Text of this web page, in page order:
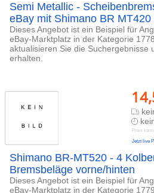
Semi Metallic -
eBay mit Shimano BR
Dieses Angebot ist ein Beispiel für
eBay-Marktplatz in der Kategorie
aktualisieren Sie die Suchergebnisse
erhalten.
Preis
Jetzt live
Shimano BR-MT520 - 4
Bremsbeläge vorne/hinten
Dieses Angebot ist ein Beispiel für
eBay-Marktplatz in der Kategorie